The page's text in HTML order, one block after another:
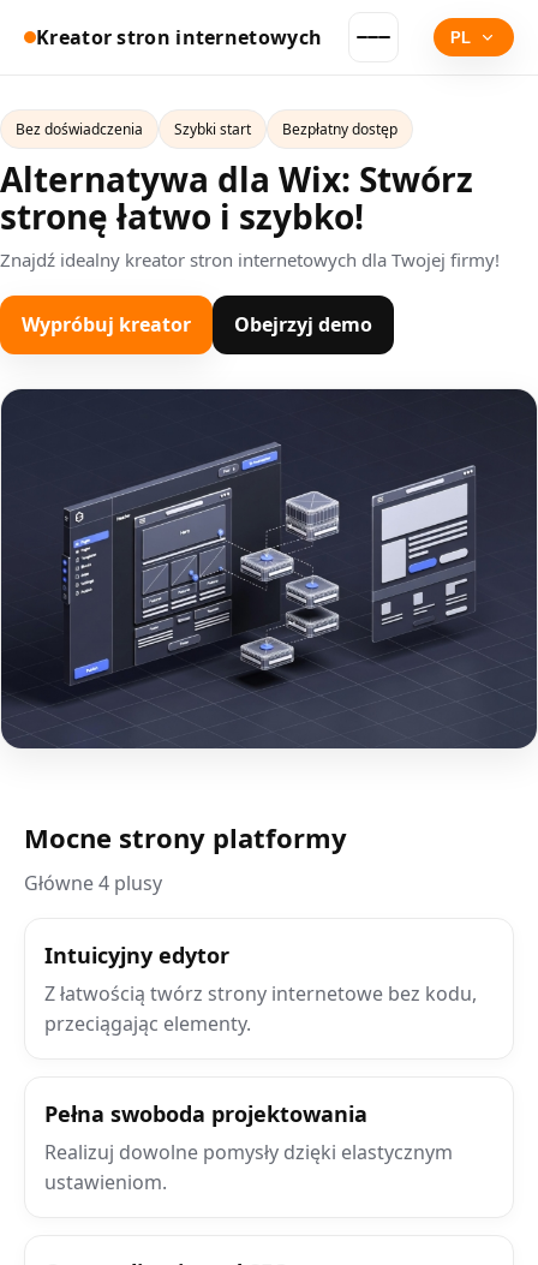
Kreator stron internetowych PL
Bez doświadczenia Szybki start Bezpłatny dostęp
Alternatywa dla Wix: Stwórz
stronę łatwo i szybko!
Znajdź idealny kreator stron internetowych dla Twojej firmy!
Wypróbuj kreator Obejrzyj demo
Mocne strony platformy
Główne 4 plusy
Intuicyjny edytor
Z łatwością twórz strony internetowe bez kodu,
przeciągając elementy.
Pełna swoboda projektowania
Realizuj dowolne pomysły dzięki elastycznym
ustawieniom.